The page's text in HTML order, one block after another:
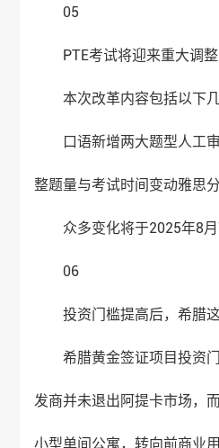
05
PTE考试将迎来重大调
本次改革内容包括以下
口语新增两大题型人工
整题量与考试时间变动雅思
众多变化将于2025年8月
06
投资门槛提高后，希腊
希腊黄金签证项目投资
发商并未退出阿提卡市场，
小型单间公寓，转向前商业